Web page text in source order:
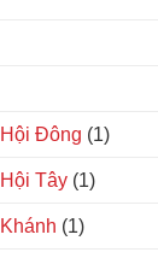
Đông (1)
Tây (1)
(1)